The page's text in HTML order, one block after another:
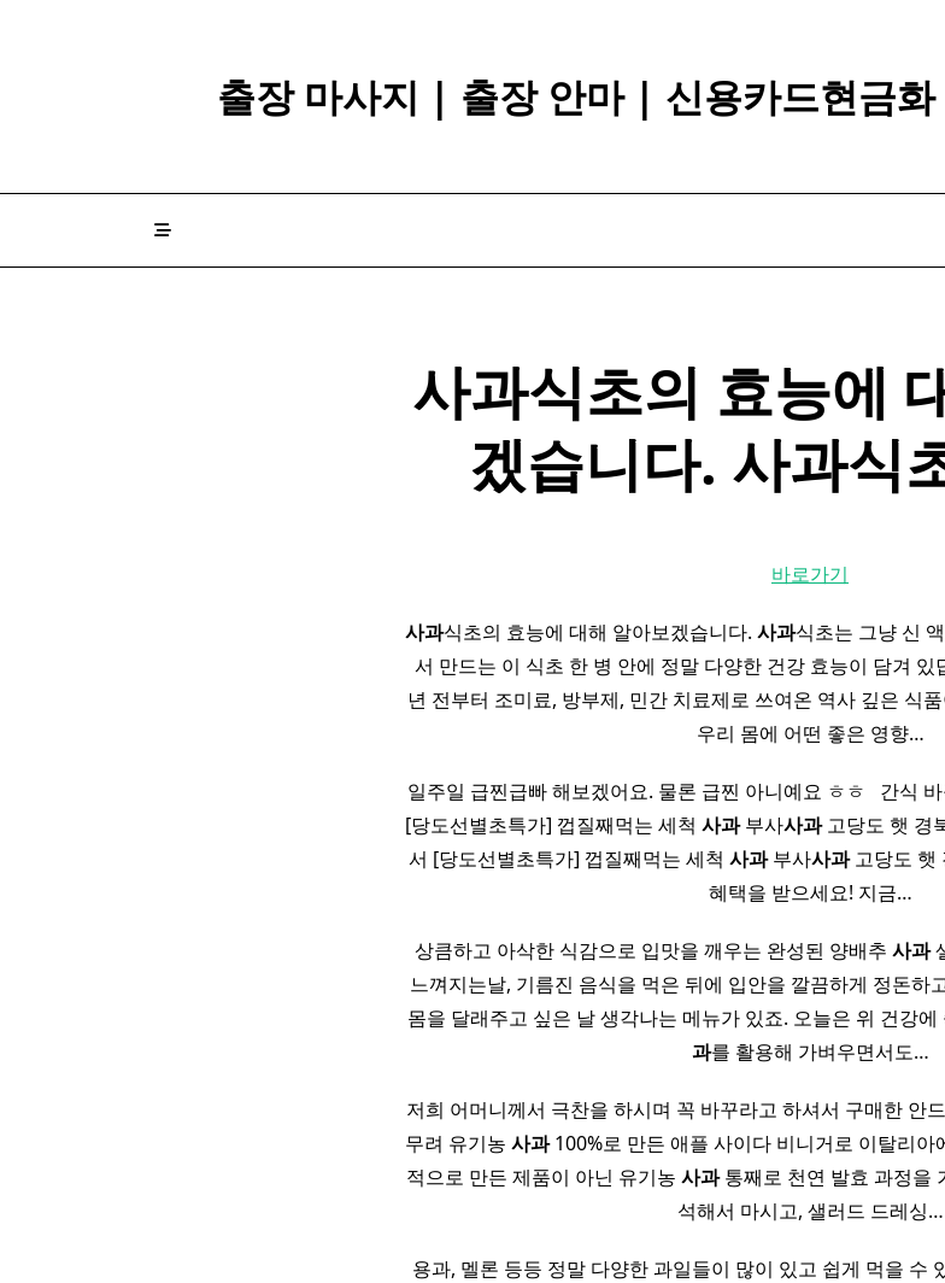
출장 마사지 | 출장 안마 | 신용카드현금
사과식초의 효능에
겠습니다. 사과식
바로가기
사과식초의 효능에 대해 알아보겠습니다. 사과식초는 그냥 신
서 만드는 이 식초 한 병 안에 정말 다양한 건강 효능이 담겨
년 전부터 조미료, 방부제, 민간 치료제로 쓰여온 역사 깊은 식
우리 몸에 어떤 좋은 영향…
일주일 급찐급빠 해보겠어요. 물론 급찐 아니예요 ㅎㅎ ​ ​ 간식
[당도선별초특가] 껍질째먹는 세척 사과부사사과고당도 햇 경
서 [당도선별초특가] 껍질째먹는 세척 사과부사사과고당도 햇
혜택을 받으세요! 지금…
상큼하고 아삭한 식감으로 입맛을 깨우는 완성된 양배추 사과
느껴지는날, 기름진 음식을 먹은 뒤에 입안을 깔끔하게 정돈하
몸을 달래주고 싶은 날 생각나는 메뉴가 있죠. 오늘은 위 건강
과를 활용해 가벼우면서도…
저희 어머니께서 극찬을 하시며 꼭 바꾸라고 하셔서 구매한 안
무려 유기농 사과100%로 만든 애플 사이다 비니거로 이탈리아
적으로 만든 제품이 아닌 유기농 사과통째로 천연 발효 과정을
석해서 마시고, 샐러드 드레싱…
용과, 멜론 등등 정말 다양한 과일들이 많이 있고 쉽게 먹을 수